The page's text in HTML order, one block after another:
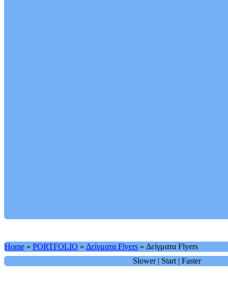
Home » PORTFOLIO » Δείγματα Flyers » Δείγματα Flyers
Slower| Start | Faster